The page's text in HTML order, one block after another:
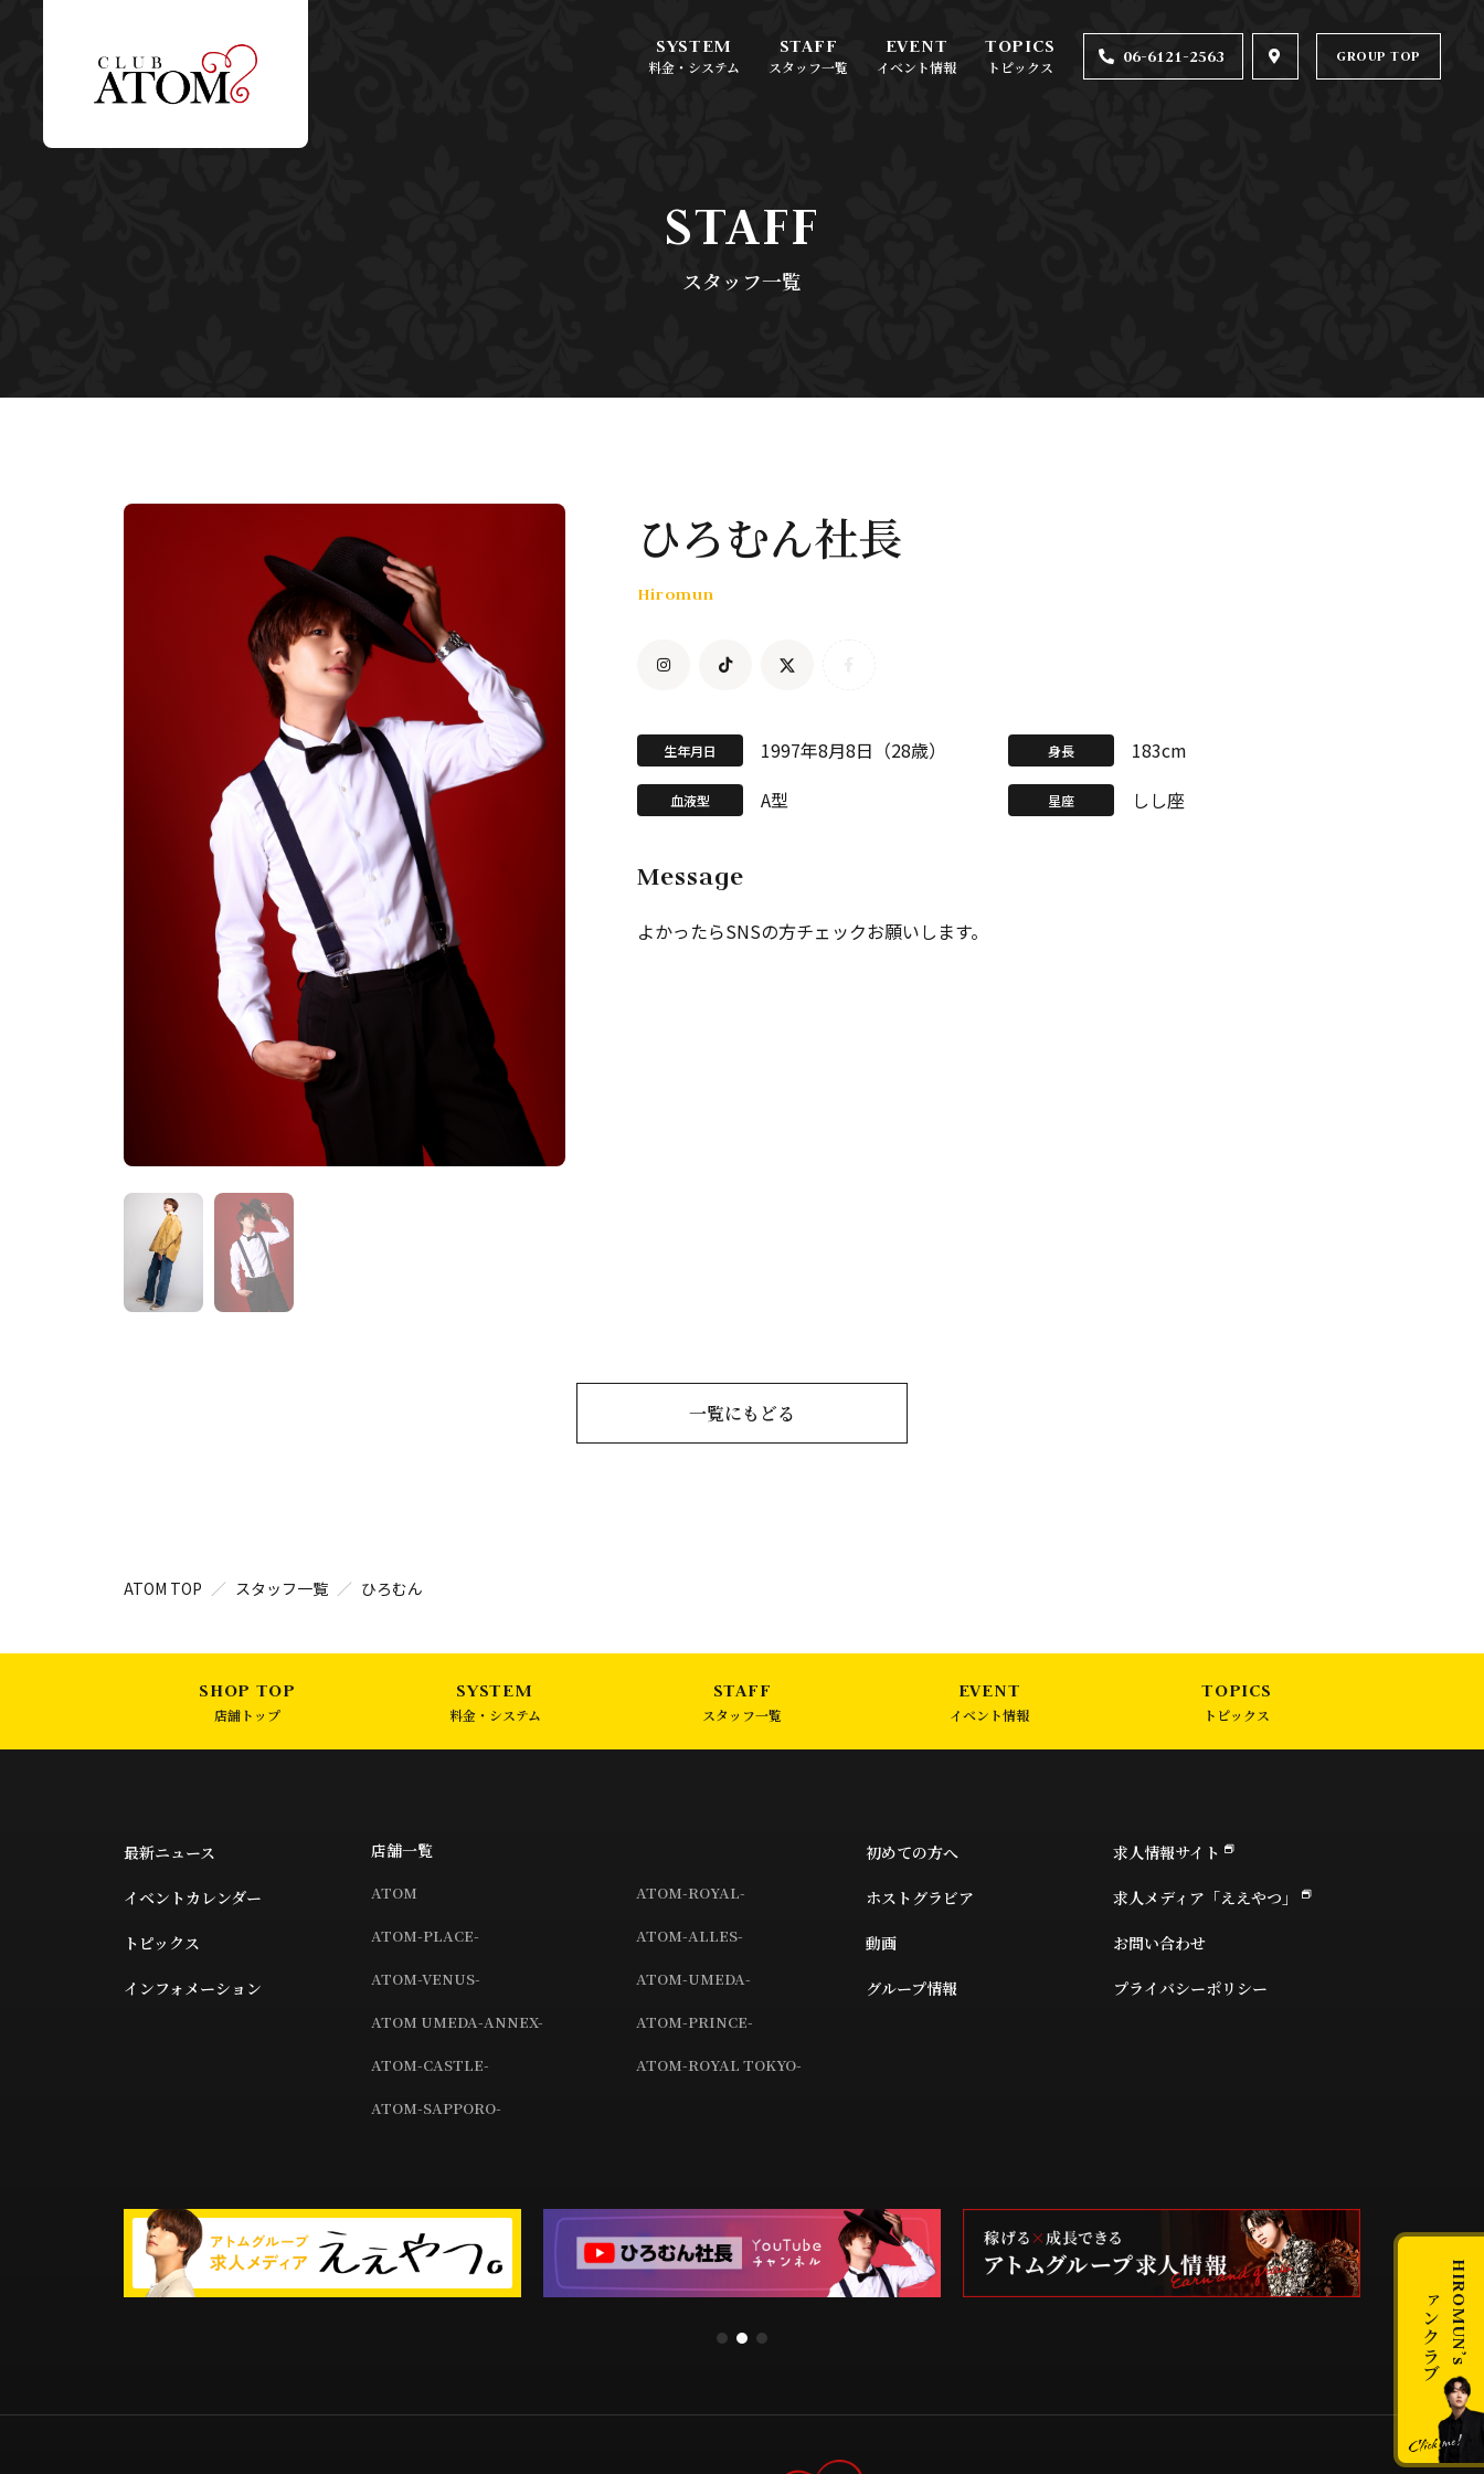
料金・システム スタッフ一覧 イベント情報 トピックス 06-6121-2563 GROUP TOP
STAFF
スタッフ一覧
ひろむん社長
Hiromun
生年月日 1997年8月8日（28歳） 身長 183cm
血液型 A型 星座 しし座
Message
よかったらSNSの方チェックお願いします。
一覧にもどる
ATOM TOP スタッフ一覧 ひろむん
店舗トップ 料金・システム スタッフ一覧 イベント情報 トピックス
最新ニュース
イベントカレンダー
トピックス
インフォメーション
店舗一覧
ATOM ATOM-ROYAL-
ATOM-PLACE- ATOM-ALLES-
ATOM-VENUS- ATOM-UMEDA-
ATOM UMEDA-ANNEX- ATOM-PRINCE-
ATOM-CASTLE- ATOM-ROYAL TOKYO-
ATOM-SAPPORO-
初めての方へ
ホストグラビア
動画
グループ情報
求人情報サイト
求人メディア「ええやつ」
お問い合わせ
プライバシーポリシー
HIROMUN’s
ファンクラブ